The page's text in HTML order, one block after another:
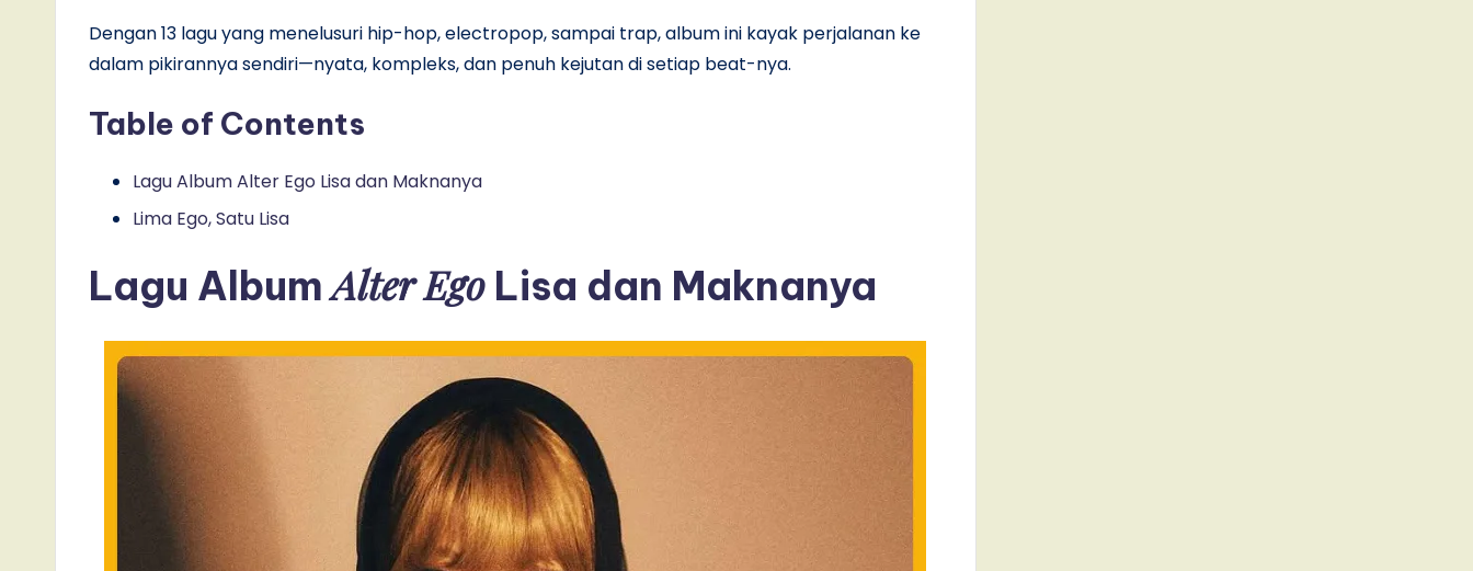
Dengan 13 lagu yang menelusuri hip-hop, electropop, sampai trap, album ini kayak perjalanan ke
dalam pikirannya sendiri—nyata, kompleks, dan penuh kejutan di setiap beat-nya.
Table of Contents
Lagu Album Alter Ego Lisa dan Maknanya
Lima Ego, Satu Lisa
Lagu AlbumAlter Ego Lisa dan Maknanya